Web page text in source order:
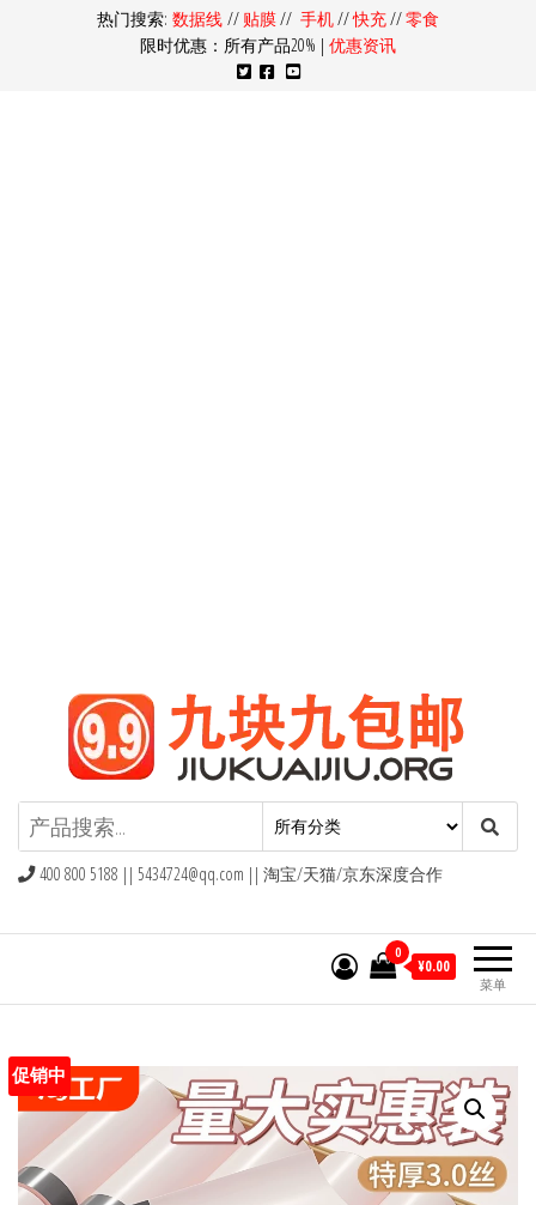
热门搜索: 数据线 // 贴膜// 手机//快充//零食
限时优惠：所有产品20% | 优惠资讯
九块九包邮,9块9包邮,9.9元包邮,九
块九官网
400 800 5188 || 5434724@qq.com || 淘宝/天猫/京东深度合作
菜单
0
¥0.00
促销中